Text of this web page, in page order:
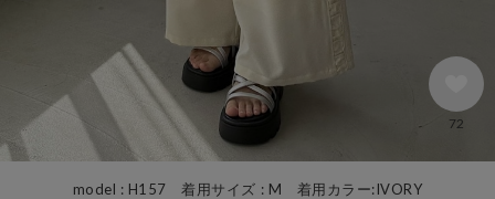
model : H157 着用サイズ : M 着用カラー:IVORY
72